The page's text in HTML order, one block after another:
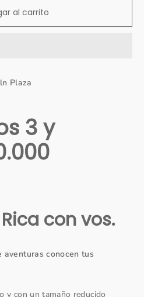
al carrito
Plaza
3 y
con vos.
aventuras conocen tus
y con un tamaño reducido